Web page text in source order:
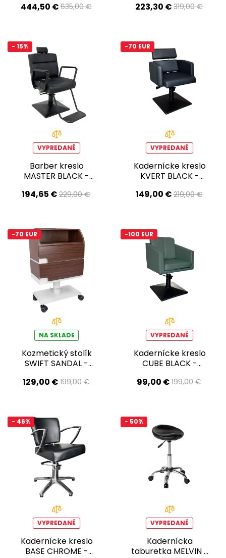
444,50 €635,00 € 223,30 € 319,00 €
- 15%
VYPREDANÉ
Barber kreslo
MASTER BLACK -
Druhá akosť!
194,65 € 229,00 €
-70 EUR
VYPREDANÉ
Kadernícke kreslo
KVERT BLACK -
Druhá akosť!
149,00 €219,00 €
-70 EUR
NA SKLADE
Kozmetický stolík
SWIFT SANDAL -
129,00 €199,00 €
-100 EUR
VYPREDANÉ
Kadernícke kreslo
CUBE BLACK -
Druhá akosť!
99,00 € 199,00 €
- 46%
VYPREDANÉ
Kadernícke kreslo
BASE CHROME -
- 50%
VYPREDANÉ
Kadernícka
taburetka MELVIN -